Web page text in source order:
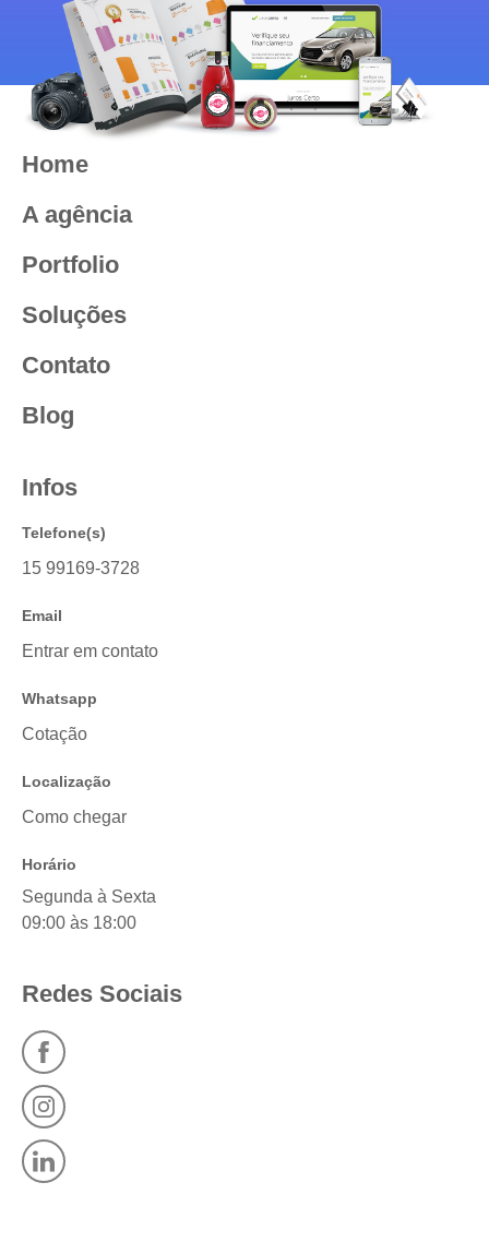
Home
A agência
Portfolio
Soluções
Contato
Blog
Infos
Telefone(s)
15 99169-3728
Email
Entrar em contato
Whatsapp
Cotação
Localização
Como chegar
Horário
Segunda à Sexta
09:00 às 18:00
Redes Sociais